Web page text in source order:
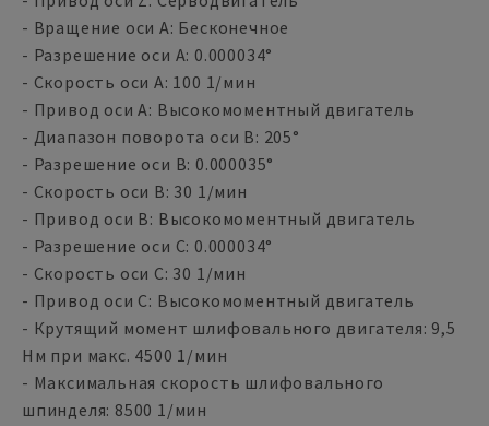
- Вращение оси A: Бесконечное
- Разрешение оси A: 0.000034°
- Скорость оси A: 100 1/мин
- Привод оси A: Высокомоментный двигатель
- Диапазон поворота оси B: 205°
- Разрешение оси B: 0.000035°
- Скорость оси B: 30 1/мин
- Привод оси B: Высокомоментный двигатель
- Разрешение оси C: 0.000034°
- Скорость оси C: 30 1/мин
- Привод оси C: Высокомоментный двигатель
- Крутящий момент шлифовального двигателя: 9,5
Нм при макс. 4500 1/мин
- Максимальная скорость шлифовального
шпинделя: 8500 1/мин